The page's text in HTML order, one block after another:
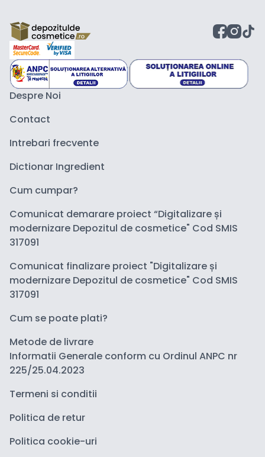
Despre Noi
Contact
Intrebari frecvente
Dictionar Ingredient
Cum cumpar?
Comunicat demarare proiect “Digitalizare și
modernizare Depozitul de cosmetice" Cod SMIS
317091
Comunicat finalizare proiect "Digitalizare și
modernizare Depozitul de cosmetice" Cod SMIS
317091
Cum se poate plati?
Metode de livrare
Informatii Generale conform cu Ordinul ANPC nr
225/25.04.2023
Termeni si conditii
Politica de retur
Politica cookie-uri